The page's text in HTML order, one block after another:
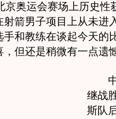
京奥运会赛场上历史性
箭男子项目上从未进
和教练在谈起今天的
但还是稍微有一点遗
中
继战
斯队